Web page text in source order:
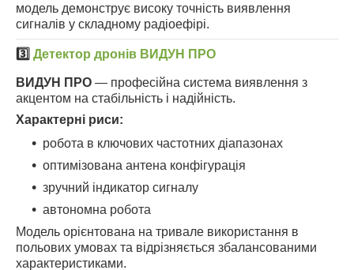
модель демонструє високу точність виявлення
сигналів у складному радіоефірі.
3️⃣ Детектор дронів ВИДУН ПРО
ВИДУН ПРО — професійна система виявлення з
акцентом на стабільність і надійність.
Характерні риси:
робота в ключових частотних діапазонах
оптимізована антена конфігурація
зручний індикатор сигналу
автономна робота
Модель орієнтована на тривале використання в
польових умовах та відрізняється збалансованими
характеристиками.